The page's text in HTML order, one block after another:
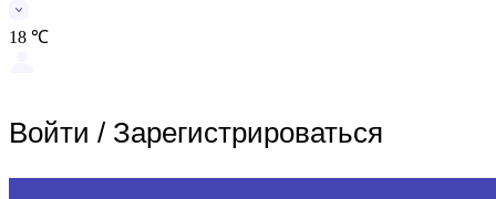
18 ℃
Войти / Зарегистрироваться